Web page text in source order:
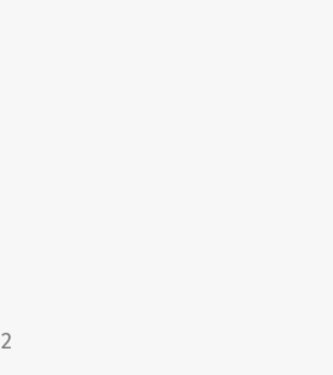
a Fabián
Téllez